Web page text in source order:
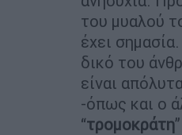
του μυαλού
έχει
δικό του
είναι
-όπως και ο
“τρομοκράτη